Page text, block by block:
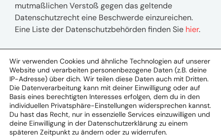
mutmaßlichen Verstoß gegen das geltende
Datenschutzrecht eine Beschwerde einzureichen.
Eine Liste der Datenschutzbehörden finden Sie hier.
UM Deutschland (Headquarter)
Großer Burstah 1
20457 Hamburg
Wir verwenden Cookies und ähnliche Technologien auf unserer
Website und verarbeiten personenbezogene Daten (z.B. deine
IP-Adresse) über dich. Wir teilen diese Daten auch mit Dritten.
Die Datenverarbeitung kann mit deiner Einwilligung oder auf
Basis eines berechtigten Interesses erfolgen, dem du in den
individuellen Privatsphäre-Einstellungen widersprechen kannst.
Du hast das Recht, nur in essenzielle Services einzuwilligen und
deine Einwilligung in der Datenschutzerklärung zu einem
späteren Zeitpunkt zu ändern oder zu widerrufen.